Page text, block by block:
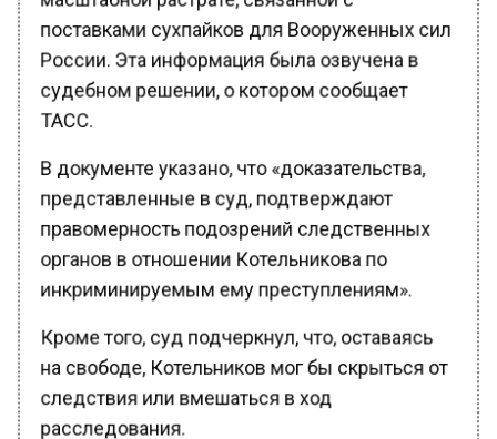
поставками сухпайков для Вооруженных сил
России. Эта информация была озвучена в
судебном решении, о котором сообщает
ТАСС.
В документе указано, что «доказательства,
представленные в суд, подтверждают
правомерность подозрений следственных
органов в отношении Котельникова по
инкриминируемым ему преступлениям».
Кроме того, суд подчеркнул, что, оставаясь
на свободе, Котельников мог бы скрыться от
следствия или вмешаться в ход
расследования.